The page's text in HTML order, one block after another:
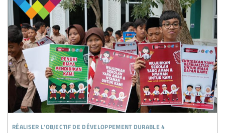
réaliser l’objectif de développement durable 4